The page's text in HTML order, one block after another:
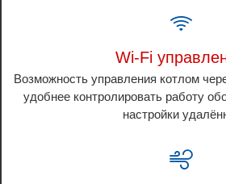
Wi-Fi
Возможность управления котлом
удобнее контролировать работу
настройки